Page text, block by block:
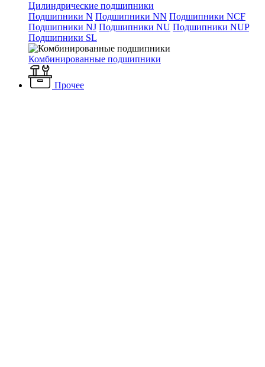
Цилиндрические подшипники
Подшипники N Подшипники NN Подшипники NCF
Подшипники NJ Подшипники NU Подшипники NUP
Подшипники SL
Комбинированные подшипники
Прочее